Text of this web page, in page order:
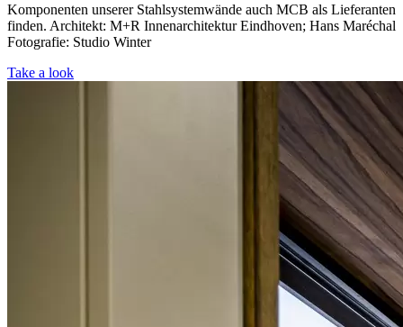
Komponenten unserer Stahlsystemwände auch MCB als Lieferanten
finden. Architekt: M+R Innenarchitektur Eindhoven; Hans Maréchal
Fotografie: Studio Winter
Take a look